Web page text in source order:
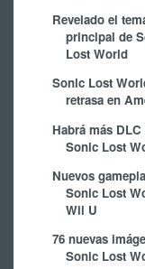
Revelado el
principal de
Lost World
Sonic Lost
retrasa en
Habrá más DLC
Sonic Lost
Nuevos
Sonic Lost
Wii U
76 nuevas
Sonic Lost